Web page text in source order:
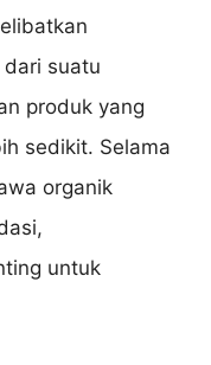
suatu
produk yang
sedikit. Selama
organik
untuk